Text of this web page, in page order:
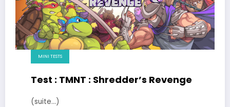
MINI TESTS
Test : TMNT : Shredder’s Revenge
(suite…)